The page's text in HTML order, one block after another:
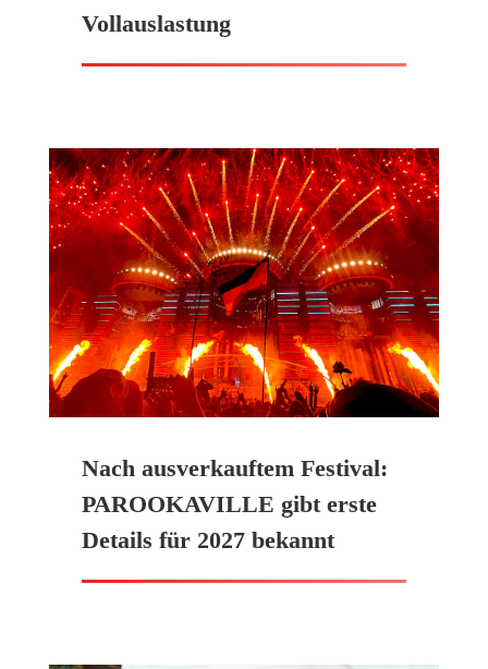
Vollauslastung
Nach ausverkauftem Festival:
PAROOKAVILLE gibt erste
Details für 2027 bekannt